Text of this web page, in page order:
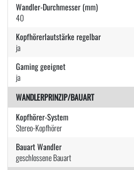
Wandler-Durchmesser (mm)
40
Kopfhörerlautstärke regelbar
ja
Gaming geeignet
ja
WANDLERPRINZIP/BAUART
Kopfhörer-System
Stereo-Kopfhörer
Bauart Wandler
geschlossene Bauart